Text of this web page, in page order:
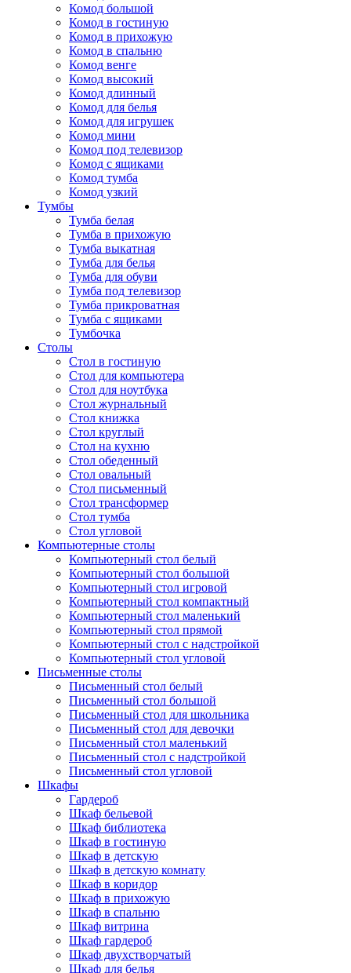
Комод большой
Комод в гостиную
Комод в прихожую
Комод в спальню
Комод венге
Комод высокий
Комод длинный
Комод для белья
Комод для игрушек
Комод мини
Комод под телевизор
Комод с ящиками
Комод тумба
Комод узкий
Тумбы
Тумба белая
Тумба в прихожую
Тумба выкатная
Тумба для белья
Тумба для обуви
Тумба под телевизор
Тумба прикроватная
Тумба с ящиками
Тумбочка
Столы
Стол в гостиную
Стол для компьютера
Стол для ноутбука
Стол журнальный
Стол книжка
Стол круглый
Стол на кухню
Стол обеденный
Стол овальный
Стол письменный
Стол трансформер
Стол тумба
Стол угловой
Компьютерные столы
Компьютерный стол белый
Компьютерный стол большой
Компьютерный стол игровой
Компьютерный стол компактный
Компьютерный стол маленький
Компьютерный стол прямой
Компьютерный стол с надстройкой
Компьютерный стол угловой
Письменные столы
Письменный стол белый
Письменный стол большой
Письменный стол для школьника
Письменный стол для девочки
Письменный стол маленький
Письменный стол с надстройкой
Письменный стол угловой
Шкафы
Гардероб
Шкаф бельевой
Шкаф библиотека
Шкаф в гостиную
Шкаф в детскую
Шкаф в детскую комнату
Шкаф в коридор
Шкаф в прихожую
Шкаф в спальню
Шкаф витрина
Шкаф гардероб
Шкаф двухстворчатый
Шкаф для белья